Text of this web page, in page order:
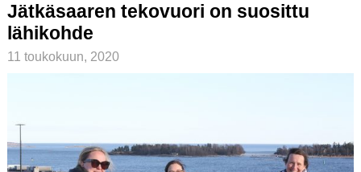
Jätkäsaaren tekovuori on suosittu
lähikohde
11 toukokuun, 2020